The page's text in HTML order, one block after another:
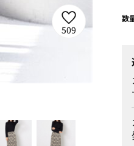
509